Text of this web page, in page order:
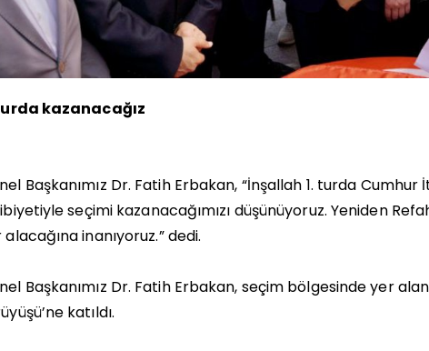
kazanacağız
Başkanımız Dr. Fatih Erbakan, “İnşallah 1. turda Cumhur
seçimi kazanacağımızı düşünüyoruz. Yeniden
inanıyoruz.” dedi.
Başkanımız Dr. Fatih Erbakan, seçim bölgesinde yer
katıldı.